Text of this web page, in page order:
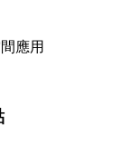
間應用